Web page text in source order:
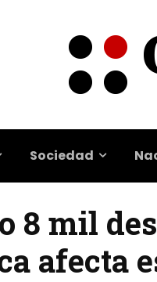
Sociedad
8 mil
afecta